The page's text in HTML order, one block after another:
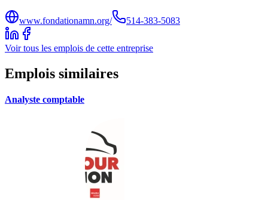
www.fondationamn.org/ 514-383-5083
Voir tous les emplois de cette entreprise
Emplois similaires
Analyste comptable